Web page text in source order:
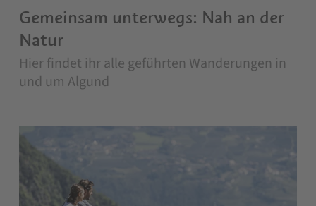
Gemeinsam unterwegs: Nah an der
Natur
Hier findet ihr alle geführten Wanderungen in
und um Algund